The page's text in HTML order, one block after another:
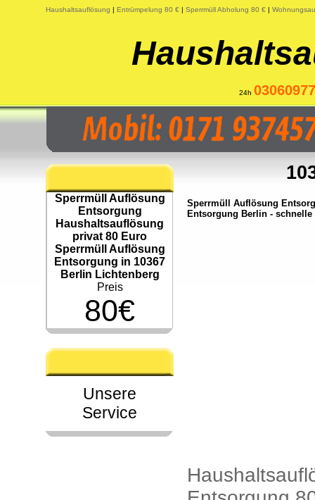
Haushaltsauflösung | Entrümpelung 80 € | Sperrmüll Abholung 80 € |
24h
Sperrmüll Auflösung
Entsorgung
Haushaltsauflösung
privat 80 Euro
Sperrmüll Auflösung
Entsorgung in 10367
Berlin Lichtenberg
Preis
80€
Unsere
Service
Sperrmüll Auflösung
Entsorgung Berlin -